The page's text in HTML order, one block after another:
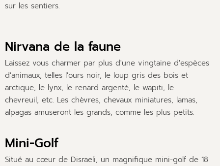
sur les sentiers.
Nirvana de la faune
Laissez vous charmer par plus d'une vingtaine d'espèces
d'animaux, telles l'ours noir, le loup gris des bois et
arctique, le lynx, le renard argenté, le wapiti, le
chevreuil, etc. Les chèvres, chevaux miniatures, lamas,
alpagas amuseront les grands, comme les plus petits.
Mini-Golf
Situé au cœur de Disraeli, un magnifique mini-golf de 18